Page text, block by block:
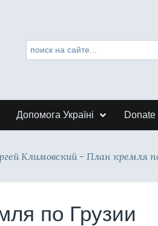
Допомога Україні
Климовский - План кремля
по Грузии